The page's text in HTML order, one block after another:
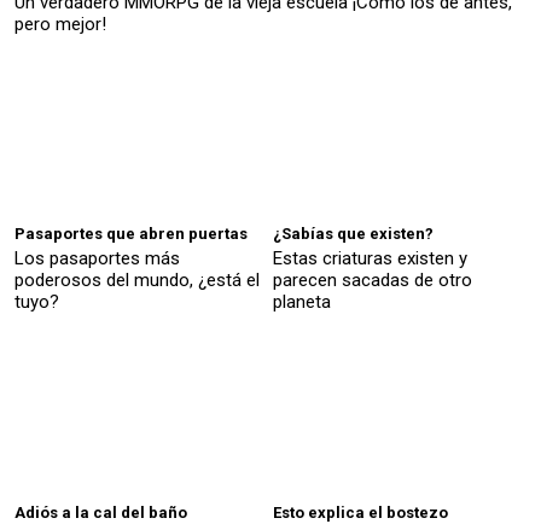
pero mejor!
Pasaportes que abren puertas
Los pasaportes más
poderosos del mundo, ¿está el
tuyo?
¿Sabías que existen?
Estas criaturas existen y
parecen sacadas de otro
planeta
Adiós a la cal del baño Esto explica el bostezo